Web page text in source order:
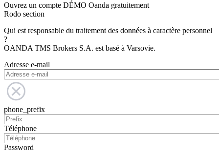
Ouvrez un compte DÉMO Oanda gratuitement
Rodo section
Qui est responsable du traitement des données à caractère personnel
?
OANDA TMS Brokers S.A. est basé à Varsovie.
Adresse e-mail
phone_prefix
Téléphone
Password